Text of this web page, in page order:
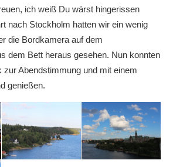
ich weiß Du wärst hingerissen
nach Stockholm hatten wir ein wenig
die Bordkamera auf dem
dem Bett heraus gesehen. Nun konnten
zur Abendstimmung und mit einem
genießen.